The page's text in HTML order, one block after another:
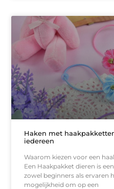
Haken met
iedereen
Waarom kiezen voor een
Een Haakpakket dieren is
zowel beginners als ervaren
mogelijkheid om op een